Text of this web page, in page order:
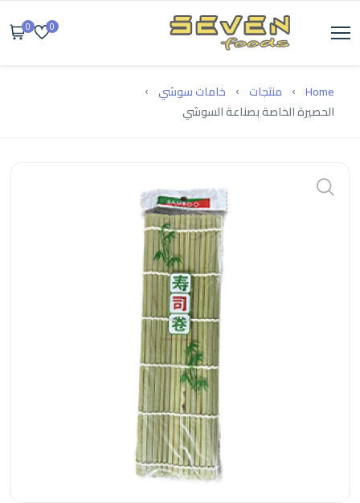
0
0
Home منتجات
خامات سوشي
الحصيرة الخاصة بصناعة السوشي